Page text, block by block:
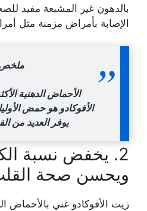
بالدهون غير المشبعة مفيد
الإصابة بأمراض مزمنة مثل
الأحماض الدهنية
الأفوكادو هو حمض
يوفر العديد من
2. يخفض نسبة
ويحسن صحة
زيت الأفوكادو غني بالأحماض